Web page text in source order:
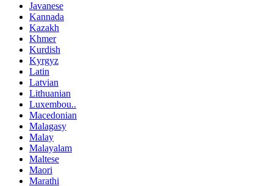
Javanese
Kannada
Kazakh
Khmer
Kurdish
Kyrgyz
Latin
Latvian
Lithuanian
Luxembou..
Macedonian
Malagasy
Malay
Malayalam
Maltese
Maori
Marathi